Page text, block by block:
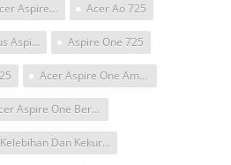
Netbook Acer Aspire 725 Acer Ao 725
Spesifikasi Asus Aspire 725 Aspire One 725
Acer Aspire One Amd 725
Acer Aspire One Berapa Cm
Kelebihan Dan Kekurangan Acer Aspire One 725